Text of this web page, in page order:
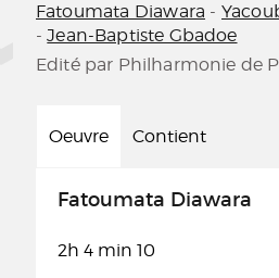
Fatoumata Diawara -
-Jean-Baptiste Gbadoe
Edité par Philharmonie de
Oeuvre Contient
Fatoumata Diawara
2h 4 min 10